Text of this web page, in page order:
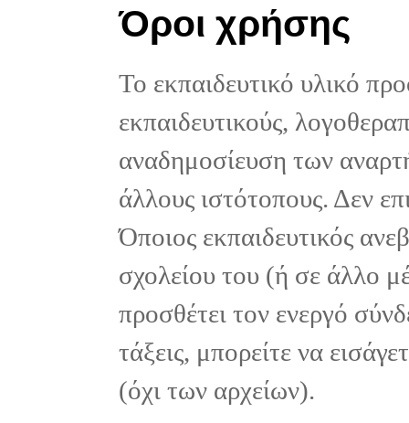
Όροι χρήσης
Το εκπαιδευτικό υλικό
εκπαιδευτικούς,
αναδημοσίευση των
άλλους ιστότοπους. Δεν
Όποιος εκπαιδευτικός
σχολείου του (ή σε άλλο
προσθέτει τον ενεργό
τάξεις, μπορείτε να
(όχι των αρχείων).